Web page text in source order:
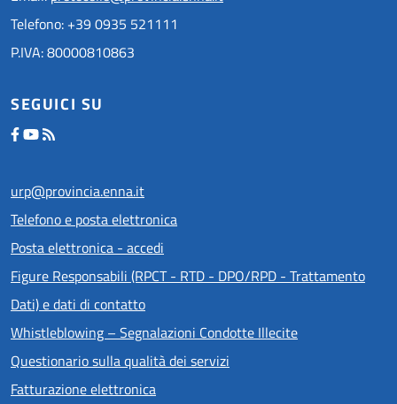
Telefono: +39 0935 521111
P.IVA: 80000810863
SEGUICI SU
urp@provincia.enna.it
Telefono e posta elettronica
Posta elettronica - accedi
Figure Responsabili (RPCT - RTD - DPO/RPD - Trattamento
Dati) e dati di contatto
Whistleblowing – Segnalazioni Condotte Illecite
Questionario sulla qualità dei servizi
Fatturazione elettronica